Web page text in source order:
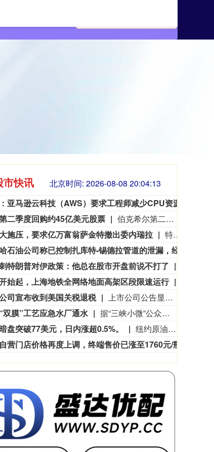
11.37 1.01% 创业板指
市快讯 北京时间: 2026-08-08 20:04:15
二季度回购约45亿美元股票
伯克希尔第二季度斥资约45亿美元回购自身股票，并在期内买入近200亿美元股票，显示首席执行官阿贝尔正将公司庞大的现金储备更多投入市场。 伯克希尔第一季度开始回购股票，为一年多来的首次。阿贝尔今年早些时候表示，公司重新启动回购，是因为管理层认为股票的“内在价值”高于其市场价格。 CFRA Research分析师Cathy Seifert表示：“投资者会受到回购举措的鼓舞。这也是Greg接掌公司并彰显其主导地位的一种方式。” 此次股票回购为股东带来了自2021年以来规模最大的季度资本回报。伯克希尔第二季度现金储备降至3655亿美元，低于前一季度的约3970亿美元。
施压，要求亿万富翁萨金特撤出委内瑞拉
特朗普政府正加大力度施压佛罗里达石油大亨、共和党捐赠人哈里·萨金特三世，要求其从委内瑞拉撤资。美国财政部周五冻结了萨金特旗下一家离岸公司的资产，该公司参与委内瑞拉石油开采业务。消息人士称，与此同时，财政部出具许可文件，准许他处置退出该企业的相关权益。美国财政部外国资产控制办公室对萨金特的蓝浪地产有限公司实施处罚，该公司目前按遭制裁状态开展业务。
特朗普对伊政策：他总在股市开盘前说不打了
始起，上海地铁全网络地面高架区段限速运行
司宣布收到美国关税退税
上市公司公告显示，自7月以来，多家公司宣布已经收到美国关税退税。根据美国最高法院今年2月裁定，《国际紧急经济权力法》不授权总统征收大规模关税。美国国际贸易法院随后下令海关办理相关退款。海关与边境保护局4月20日启动第一阶段退款工作，首批退款于5月11日前后发放。美国海关与边境保护局官员本月4日披露的信息显示，截至7月底，该部门已处理完毕约1000亿美元关税的退款流程并把相关信息提供给财政部用于付款。（中新社）
双膜”工艺应急水厂通水
据“三峡小微”公众号消息，8月8日，由三峡集团所属长江环保集团、武汉市水务集团等共同投资建设的华中地区规模最大的“双膜”工艺应急水厂——武汉梁子湖应急水厂并网通水，标志着武汉市江南区域正式构建起“一江一湖”双水源互为备援、灵活调度的供水新格局，为片区660万市民用水安全提供坚实保障。
盘突破77美元，日内涨超0.5%。
纽约原油暗盘突破77美元，日内涨超0.5%。